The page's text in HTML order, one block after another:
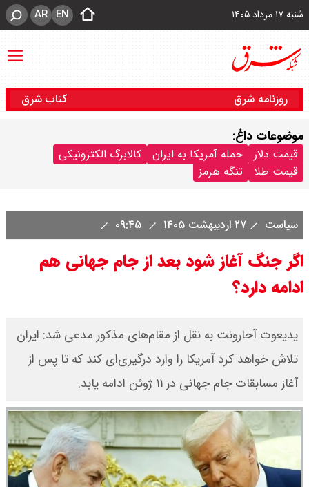
شنبه ۱۷ مرداد ۱۴۰۵ EN
AR
روزنامه شرق کتاب شرق
موضوعات داغ:
قیمت دلار حمله آمریکا به ایران
کالابرگ الکترونیکی
قیمت طلا
تنگه هرمز
سیاست ۲۷ اردیبهشت ۱۴۰۵
اگر جنگ آغاز شود بعد از جام جهانی هم
ادامه دارد؟
یدیعوت آحارونت به نقل از مقام‌های مذکور مدعی شد: ایران
تلاش خواهد کرد آمریکا را وارد درگیری‌ای کند که تا پس از
آغاز مسابقات جام جهانی در ۱۱ ژوئن ادامه یابد.